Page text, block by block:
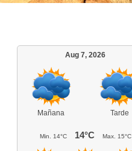
Aug 7, 2026
Mañana Tarde
Min. 14°C 14°C Max. 15°C